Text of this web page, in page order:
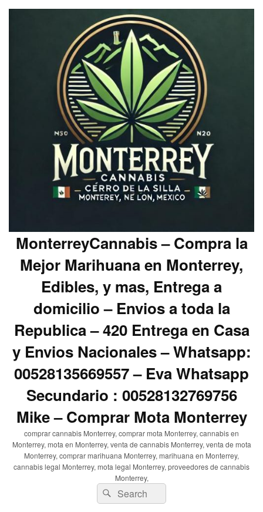
MonterreyCannabis – Compra la
Mejor Marihuana en Monterrey,
Edibles, y mas, Entrega a
domicilio – Envios a toda la
Republica – 420 Entrega en Casa
y Envios Nacionales – Whatsapp:
00528135669557 – Eva Whatsapp
Secundario : 00528132769756
Mike – Comprar Mota Monterrey
comprar cannabis Monterrey, comprar mota Monterrey, cannabis en
Monterrey, mota en Monterrey, venta de cannabis Monterrey, venta de mota
Monterrey, comprar marihuana Monterrey, marihuana en Monterrey,
cannabis legal Monterrey, mota legal Monterrey, proveedores de cannabis
Monterrey,
Search
for:
Search